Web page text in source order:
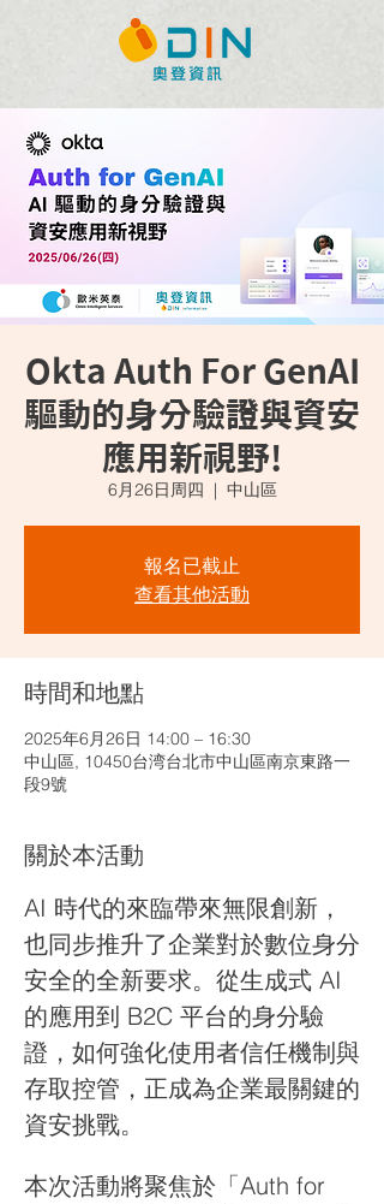
Okta Auth For GenAI
驅動的身分驗證與資安
應用新視野!
6月26日周四
  |
中山區
報名已截止
查看其他活動
時間和地點
2025年6月26日 14:00 – 16:30
中山區, 10450台湾台北市中山區南京東路一
段9號
關於本活動
AI 時代的來臨帶來無限創新，
也同步推升了企業對於數位身分
安全的全新要求。從生成式 AI
的應用到 B2C 平台的身分驗
證，如何強化使用者信任機制與
存取控管，正成為企業最關鍵的
資安挑戰。
本次活動將聚焦於「Auth for